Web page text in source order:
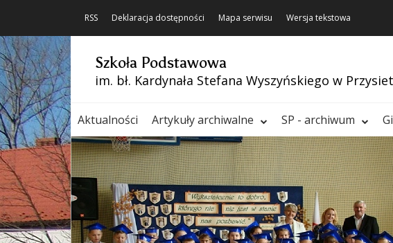
RSS Deklaracja dostępności Mapa serwisu Wersja tekstowa
Szkoła Podstawowa
im. bł. Kardynała Stefana Wyszyńskiego w
Aktualności Artykuły archiwalne SP - archiwum